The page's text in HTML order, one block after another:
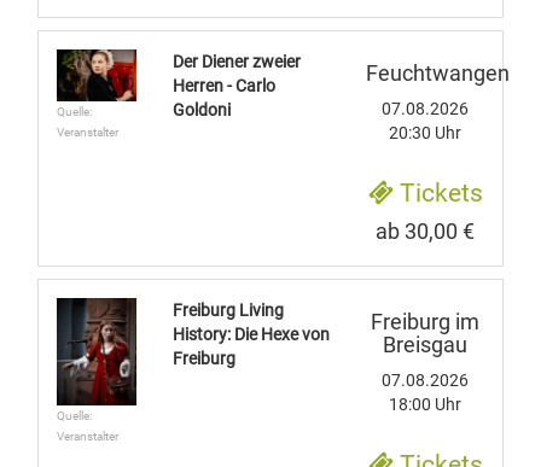
Quelle:
Veranstalter
Der Diener zweier
Herren - Carlo
Goldoni
Feuchtwangen
07.08.2026
20:30 Uhr
Tickets
ab 30,00 €
Quelle:
Veranstalter
Freiburg Living
History: Die Hexe von
Freiburg
Freiburg im
Breisgau
07.08.2026
18:00 Uhr